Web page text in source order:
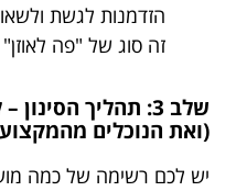
הזדמנות לגשת
זה סוג של "פה
שלב 3: תהליך
(ואת הנוכלים
יש לכם רשימה של כמה